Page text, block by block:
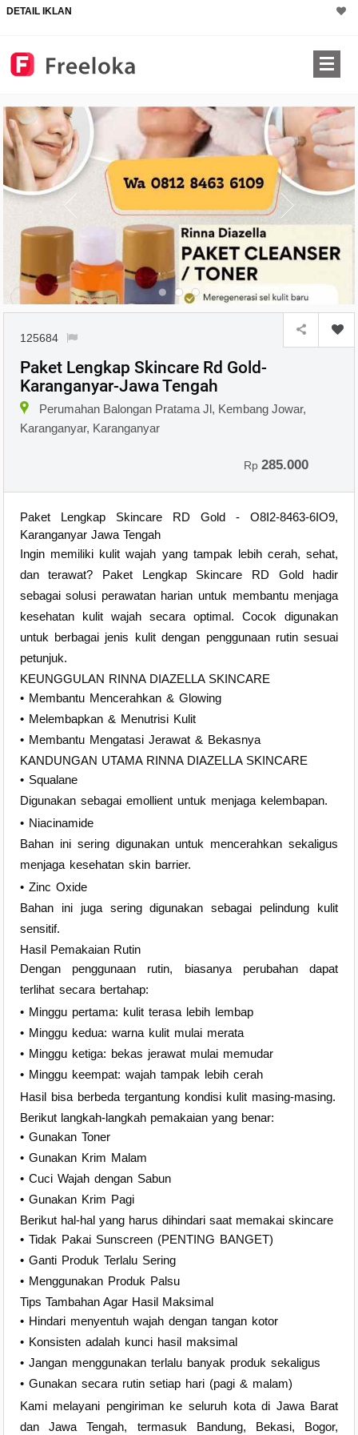
DETAIL IKLAN
125684
Paket Lengkap Skincare Rd Gold-
Karanganyar-Jawa Tengah
Perumahan Balongan Pratama Jl, Kembang Jowar,
Karanganyar, Karanganyar
Rp285.000
Paket Lengkap Skincare RD Gold - O8I2-8463-6IO9,
Karanganyar Jawa Tengah
Ingin memiliki kulit wajah yang tampak lebih cerah, sehat,
dan terawat? Paket Lengkap Skincare RD Gold hadir
sebagai solusi perawatan harian untuk membantu menjaga
kesehatan kulit wajah secara optimal. Cocok digunakan
untuk berbagai jenis kulit dengan penggunaan rutin sesuai
petunjuk.
KEUNGGULAN RINNA DIAZELLA SKINCARE
• Membantu Mencerahkan & Glowing
• Melembapkan & Menutrisi Kulit
• Membantu Mengatasi Jerawat & Bekasnya
KANDUNGAN UTAMA RINNA DIAZELLA SKINCARE
• Squalane
Digunakan sebagai emollient untuk menjaga kelembapan.
• Niacinamide
Bahan ini sering digunakan untuk mencerahkan sekaligus
menjaga kesehatan skin barrier.
• Zinc Oxide
Bahan ini juga sering digunakan sebagai pelindung kulit
sensitif.
Hasil Pemakaian Rutin
Dengan penggunaan rutin, biasanya perubahan dapat
terlihat secara bertahap:
• Minggu pertama: kulit terasa lebih lembap
• Minggu kedua: warna kulit mulai merata
• Minggu ketiga: bekas jerawat mulai memudar
• Minggu keempat: wajah tampak lebih cerah
Hasil bisa berbeda tergantung kondisi kulit masing-masing.
Berikut langkah-langkah pemakaian yang benar:
• Gunakan Toner
• Gunakan Krim Malam
• Cuci Wajah dengan Sabun
• Gunakan Krim Pagi
Berikut hal-hal yang harus dihindari saat memakai skincare
• Tidak Pakai Sunscreen (PENTING BANGET)
• Ganti Produk Terlalu Sering
• Menggunakan Produk Palsu
Tips Tambahan Agar Hasil Maksimal
• Hindari menyentuh wajah dengan tangan kotor
• Konsisten adalah kunci hasil maksimal
• Jangan menggunakan terlalu banyak produk sekaligus
• Gunakan secara rutin setiap hari (pagi & malam)
Kami melayani pengiriman ke seluruh kota di Jawa Barat
dan Jawa Tengah, termasuk Bandung, Bekasi, Bogor,